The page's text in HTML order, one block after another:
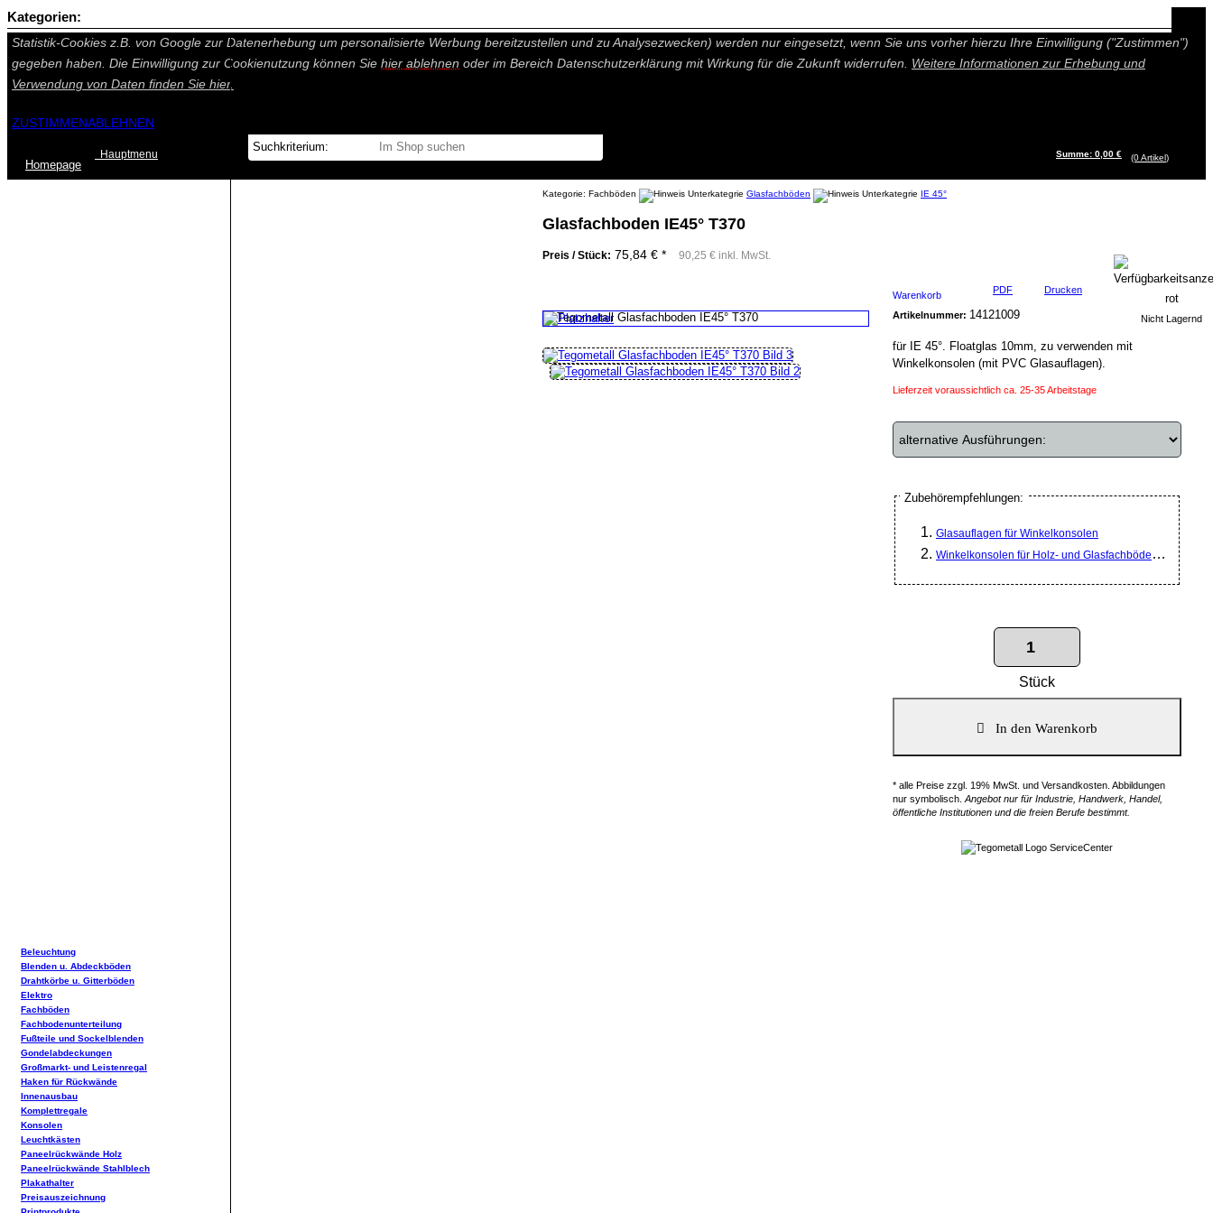
Auf dieser Seite werden technisch notwendige Cookies gesetzt. Technisch nicht notwendige Cookies und Statistik Funktionen, die Ihnen ein besseres und individuelleres Angebot bieten (Marketing- und
Statistik-Cookies z.B. von Google zur Datenerhebung um personalisierte Werbung bereitzustellen und zu Analysezwecken) werden nur eingesetzt, wenn Sie uns vorher hierzu Ihre Einwilligung ("Zustimmen")
gegeben haben. Die Einwilligung zur Cookienutzung können Sie hier ablehnen oder im Bereich Datenschutzerklärung mit Wirkung für die Zukunft widerrufen. Weitere Informationen zur Erhebung und
Verwendung von Daten finden Sie hier.
ZUSTIMMENABLEHNEN
Homepage
Hauptmenu Summe: 0,00 € (0Artikel)
Kategorie: Fachböden Glasfachböden IE 45°
Glasfachboden IE45° T370
Preis / Stück: 75,84 € * 90,25 € inkl. MwSt.
Warenkorb PDF Drucken
Nicht Lagernd
Artikelnummer: 14121009
für IE 45°. Floatglas 10mm, zu verwenden mit
Winkelkonsolen (mit PVC Glasauflagen).
Lieferzeit voraussichtlich ca. 25-35 Arbeitstage
Zubehörempfehlungen:
Glasauflagen für Winkelkonsolen
Winkelkonsolen für Holz- und Glasfachböden T 370
Stück
* alle Preise zzgl. 19% MwSt. und Versandkosten. Abbildungen
nur symbolisch. Angebot nur für Industrie, Handwerk, Handel,
öffentliche Institutionen und die freien Berufe bestimmt.
Kategorien:
Beleuchtung
Blenden u. Abdeckböden
Drahtkörbe u. Gitterböden
Elektro
Fachböden
Fachbodenunterteilung
Fußteile und Sockelblenden
Gondelabdeckungen
Großmarkt- und Leistenregal
Haken für Rückwände
Innenausbau
Komplettregale
Konsolen
Leuchtkästen
Paneelrückwände Holz
Paneelrückwände Stahlblech
Plakathalter
Preisauszeichnung